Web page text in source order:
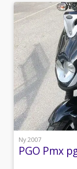
Ny 2007
PGO Pmx